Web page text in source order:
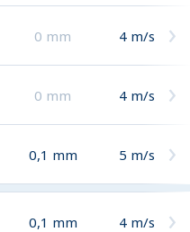
0 mm 4 m/s
0 mm 4 m/s
0,1 mm 5 m/s
0,1 mm 4 m/s